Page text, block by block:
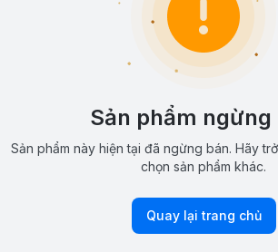
Sản phẩm ngừng
Sản phẩm này hiện tại đã ngừng bán. Hãy
chọn sản phẩm khác.
Quay lại trang chủ